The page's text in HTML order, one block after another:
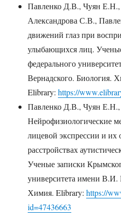
Павленко Д.В., Чуян
Александрова С.В.,
движений глаз при
улыбающихся лиц.
федерального
Вернадского. Биология.
Elibrary:https://
Павленко Д.В., Чуян
Нейрофизиологические
лицевой экспрессии и их
расстройствах
Ученые записки
университета имени В.И.
Химия. Elibrary:https://
id=47436663